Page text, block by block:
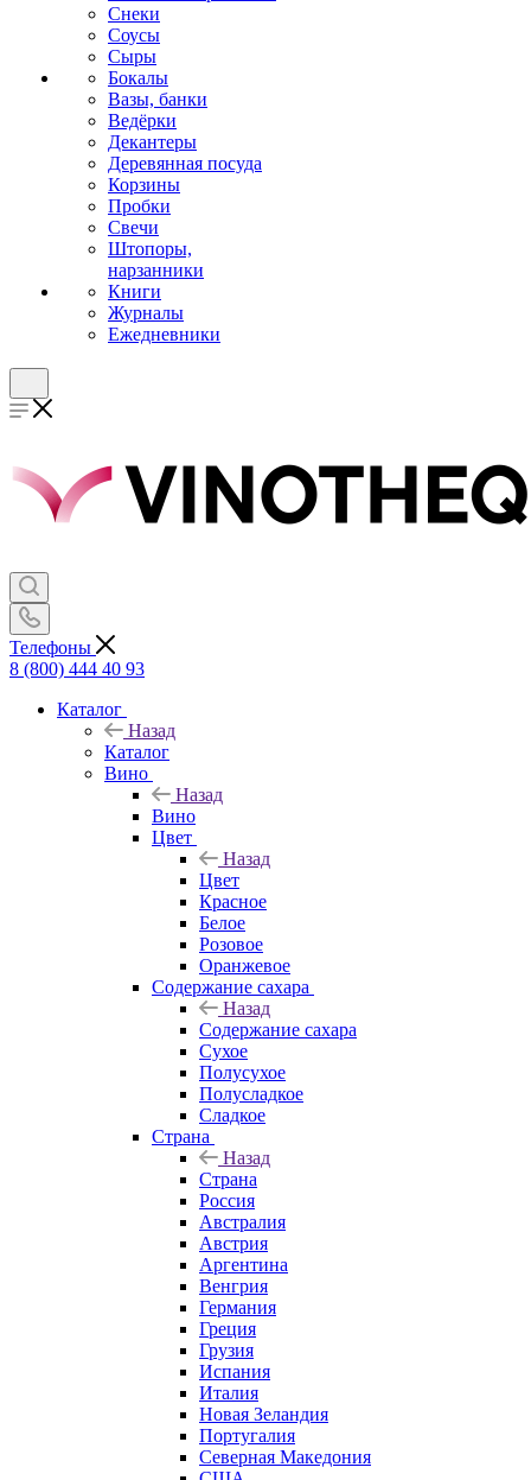
Снеки
Соусы
Сыры
Бокалы
Вазы, банки
Ведёрки
Декантеры
Деревянная посуда
Корзины
Пробки
Свечи
Штопоры,
нарзанники
Книги
Журналы
Ежедневники
Телефоны
8 (800) 444 40 93
Каталог
Назад
Каталог
Вино
Назад
Вино
Цвет
Назад
Цвет
Красное
Белое
Розовое
Оранжевое
Содержание сахара
Назад
Содержание сахара
Сухое
Полусухое
Полусладкое
Сладкое
Страна
Назад
Страна
Россия
Австралия
Австрия
Аргентина
Венгрия
Германия
Греция
Грузия
Испания
Италия
Новая Зеландия
Португалия
Северная Македония